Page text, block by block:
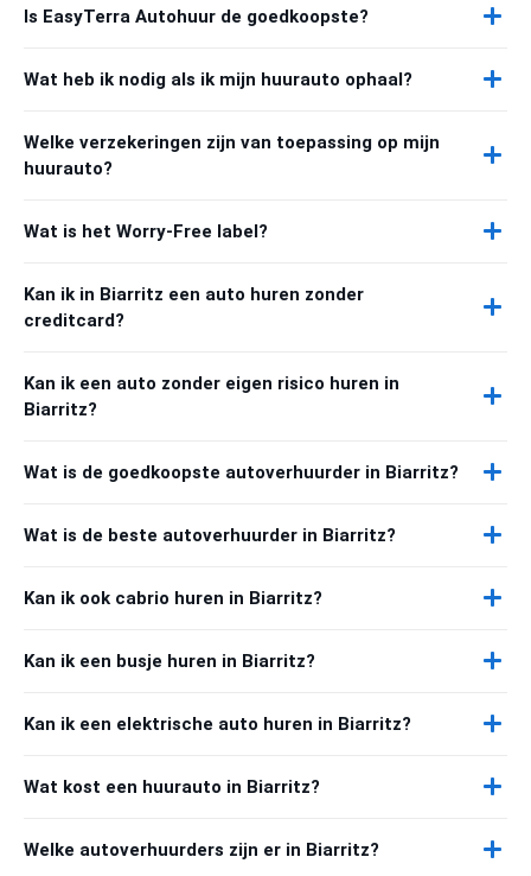
Is EasyTerra Autohuur de goedkoopste?
Wat heb ik nodig als ik mijn huurauto ophaal?
Welke verzekeringen zijn van toepassing op mijn
huurauto?
Wat is het Worry-Free label?
Kan ik in Biarritz een auto huren zonder
creditcard?
Kan ik een auto zonder eigen risico huren in
Biarritz?
Wat is de goedkoopste autoverhuurder in Biarritz?
Wat is de beste autoverhuurder in Biarritz?
Kan ik ook cabrio huren in Biarritz?
Kan ik een busje huren in Biarritz?
Kan ik een elektrische auto huren in Biarritz?
Wat kost een huurauto in Biarritz?
Welke autoverhuurders zijn er in Biarritz?